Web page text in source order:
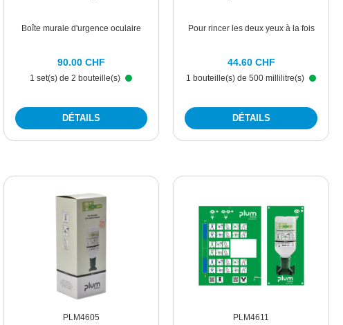
Boîte murale d'urgence oculaire
1 set(s) de 2 bouteille(s)
90.00 CHF
DÉTAILS
Pour rincer les deux yeux à la fois
1 bouteille(s) de 500 millilitre(s)
44.60 CHF
DÉTAILS
PLM4605 PLM4611